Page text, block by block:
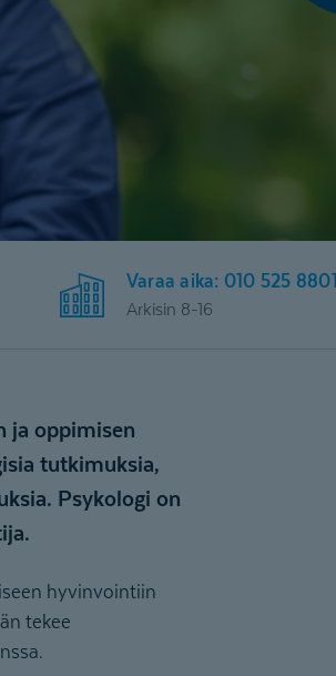
Varaa aika: 010 525 8801
Arkisin 8-16
ja oppimisen
tutkimuksia,
Psykologi on
hyvinvointiin
tekee